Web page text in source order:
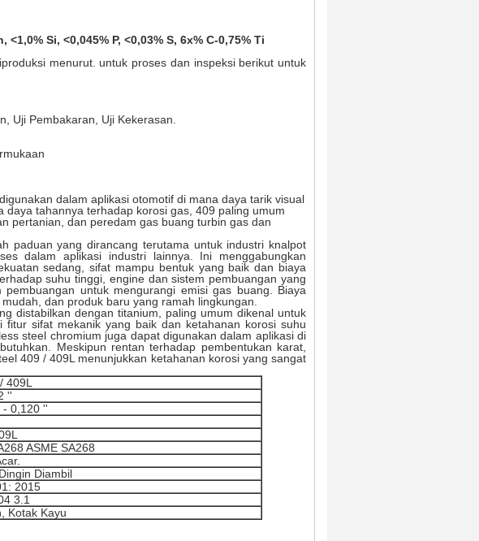
<1,0% Si, <0,045% P, <0,03% S, 6x% C-0,75% Ti
menurut. untuk proses dan inspeksi berikut untuk
Uji Pembakaran, Uji Kekerasan.
dalam aplikasi otomotif di mana daya tarik visual
daya tahannya terhadap korosi gas, 409 paling umum
pertanian, dan peredam gas buang turbin gas dan
paduan yang dirancang terutama untuk industri knalpot
dalam aplikasi industri lainnya.
Ini menggabungkan
sedang, sifat mampu bentuk yang baik dan biaya
suhu tinggi, engine dan sistem pembuangan yang
untuk mengurangi emisi gas buang.
Biaya
dan produk baru yang ramah lingkungan.
distabilkan dengan titanium, paling umum dikenal untuk
sifat mekanik yang baik dan ketahanan korosi suhu
steel chromium juga dapat digunakan dalam aplikasi di
Meskipun rentan terhadap pembentukan karat,
409 / 409L menunjukkan ketahanan korosi yang sangat
409L
''
- 0,120 ''
ASME SA268
Diambil
2015
3.1
Kotak Kayu